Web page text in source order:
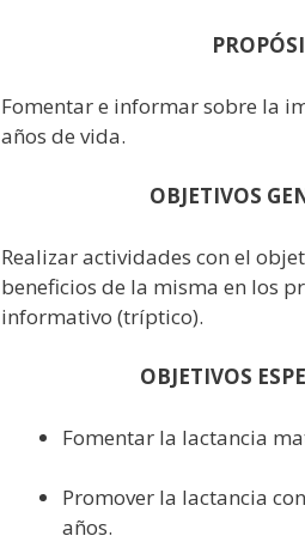
Fomentar e informar sobre la
años de vida.
OBJETIVOS
Realizar actividades con el
beneficios de la misma en los
informativo (tríptico).
OBJETIVOS
Fomentar la lactancia
Promover la lactancia
años.